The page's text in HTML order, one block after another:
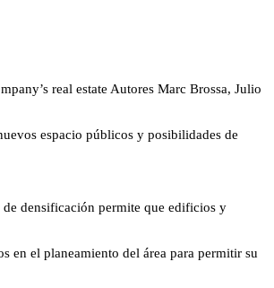
real estate Autores Marc Brossa, Julio
espacio públicos y posibilidades de
de densificación permite que edificios y
en el planeamiento del área para permitir su